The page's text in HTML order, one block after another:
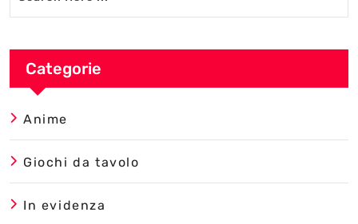
Categorie
Anime
Giochi da tavolo
In evidenza